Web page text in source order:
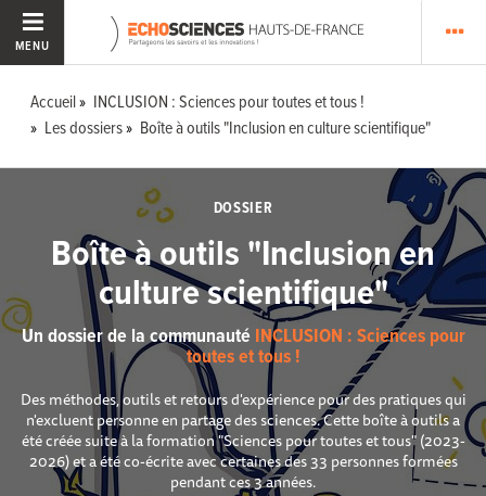
MENU
Accueil
INCLUSION : Sciences pour toutes et tous !
Les dossiers
Boîte à outils "Inclusion en culture scientifique"
DOSSIER
Boîte à outils "Inclusion en
culture scientifique"
Un dossier de la communauté INCLUSION : Sciences pour
toutes et tous !
Des méthodes, outils et retours d'expérience pour des pratiques qui
n'excluent personne en partage des sciences. Cette boîte à outils a
été créée suite à la formation "Sciences pour toutes et tous" (2023-
2026) et a été co-écrite avec certaines des 33 personnes formées
pendant ces 3 années.